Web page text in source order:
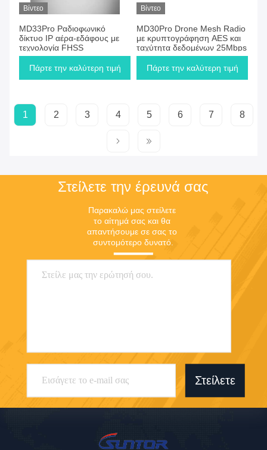
Βίντεο
MD33Pro Ραδιοφωνικό
δίκτυο IP αέρα-εδάφους με
τεχνολογία FHSS
Πάρτε την καλύτερη τιμή
Βίντεο
MD30Pro Drone Mesh Radio
με κρυπτογράφηση AES και
ταχύτητα δεδομένων 25Mbps
Πάρτε την καλύτερη τιμή
1 2 3 4 5 6 7 8
Στείλετε την έρευνά σας
Παρακαλώ μας στείλετε
το αίτημά σας και θα
απαντήσουμε σε σας το
συντομότερο δυνατό.
Στείλετε